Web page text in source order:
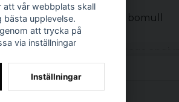
Material: 100% bomull
Vikt: 200 gsm
Prishistorik
att vår webbplats skall
bästa upplevelse.
att trycka på
via inställningar
Inställningar